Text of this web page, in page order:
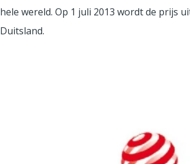
hele wereld. Op 1 juli 2013 wordt de prijs
Duitsland.